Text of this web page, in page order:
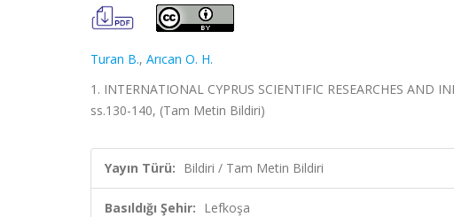
Turan B., Arıcan O. H.
1. INTERNATIONAL CYPRUS SCIENTIFIC RESEARCHES AND
ss.130-140, (Tam Metin Bildiri)
Yayın Türü: Bildiri / Tam Metin Bildiri
Basıldığı Şehir: Lefkoşa